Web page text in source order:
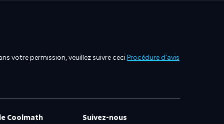
votre permission, veuillez suivre ceciProcédure d'avis
Coolmath Suivez-nous